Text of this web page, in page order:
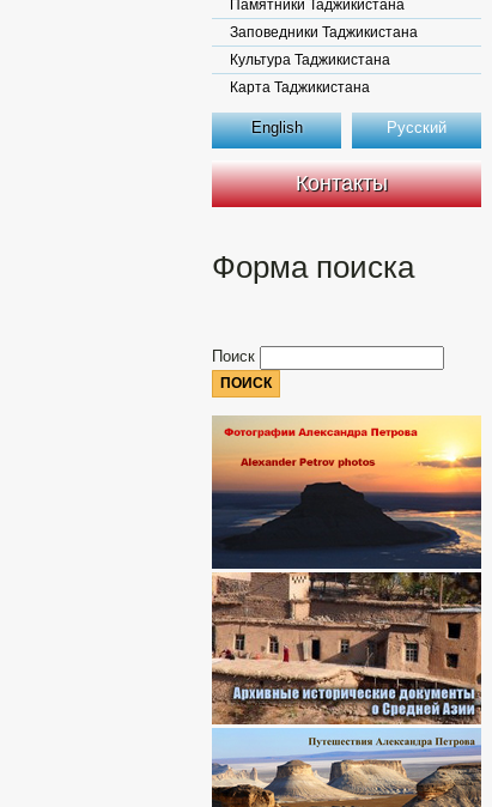
Памятники Таджикистана
Заповедники Таджикистана
Культура Таджикистана
Карта Таджикистана
English Русский
Контакты
Форма поиска
Поиск